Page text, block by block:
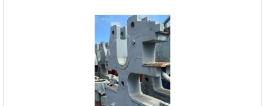
e Usinagem canaliza sua energia em produzir um estrutura para os
parceiros com escritório de alta qualidade onde são realizadas as
atividades e estrutura suficiente para atender todas as demandas,
tudo pensando em peças para gerador gás natural com
precisão.Há muitas maneiras eficientes de demonstrar
competência e excelência em sua área de atuação. A Master
Serviços e Usinagem se mostra referência por ter: Atendimento de